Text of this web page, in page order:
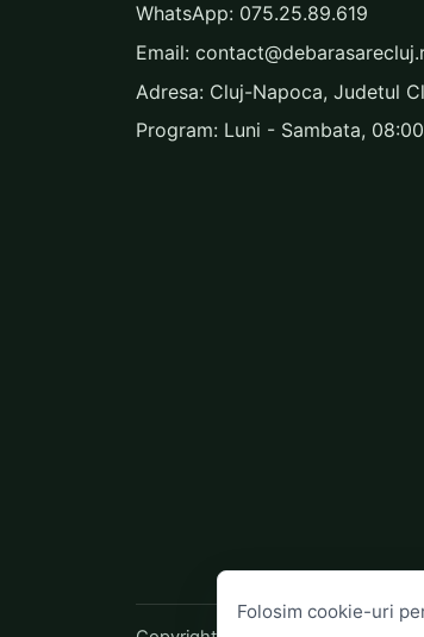
WhatsApp: 075.25.89.619
Email:
Adresa: Cluj-Napoca, Judetul
Program: Luni - Sambata,
Folosim cookie-uri